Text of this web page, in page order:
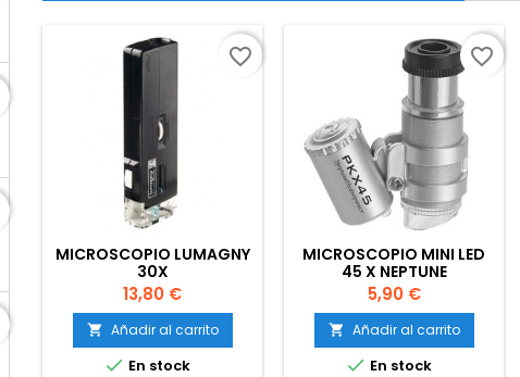
MICROSCOPIO LUMAGNY
30X
Precio
13,80 €
 Añadir al carrito
 En stock
favorite_border
MICROSCOPIO MINI LED
45 X NEPTUNE
HYDROPONICS
Precio
5,90 €
 Añadir al carrito
 En stock
favorite_border